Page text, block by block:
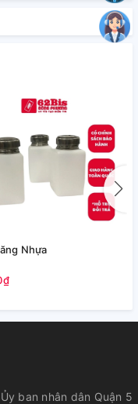
Nhựa
ban nhân dân Quận 5